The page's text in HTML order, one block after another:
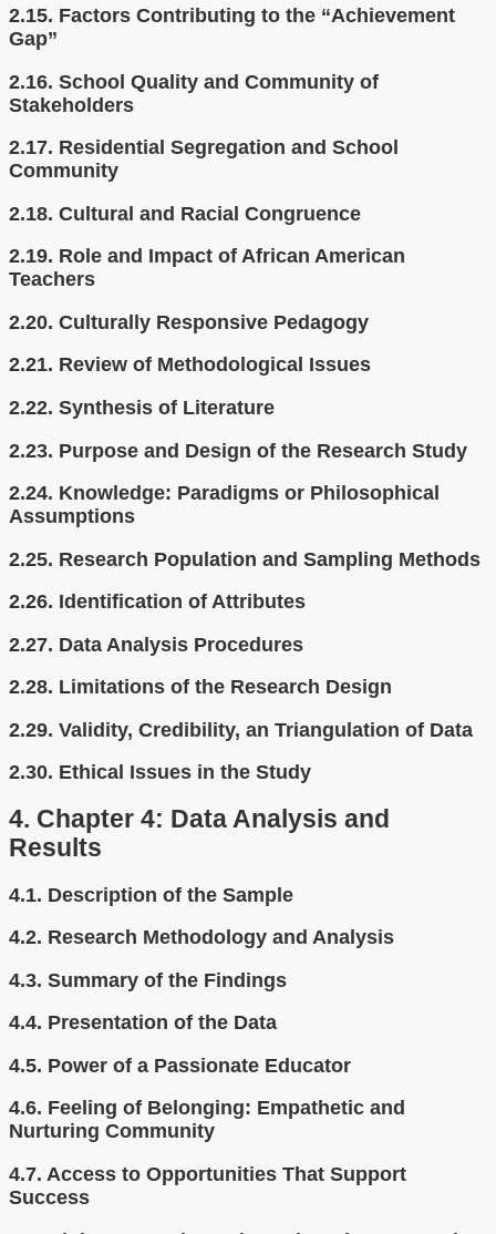
2.15. Factors Contributing to the “Achievement
Gap”
2.16. School Quality and Community of
Stakeholders
2.17. Residential Segregation and School
Community
2.18. Cultural and Racial Congruence
2.19. Role and Impact of African American
Teachers
2.20. Culturally Responsive Pedagogy
2.21. Review of Methodological Issues
2.22. Synthesis of Literature
2.23. Purpose and Design of the Research Study
2.24. Knowledge: Paradigms or Philosophical
Assumptions
2.25. Research Population and Sampling Methods
2.26. Identification of Attributes
2.27. Data Analysis Procedures
2.28. Limitations of the Research Design
2.29. Validity, Credibility, an Triangulation of Data
2.30. Ethical Issues in the Study
4. Chapter 4: Data Analysis and
Results
4.1. Description of the Sample
4.2. Research Methodology and Analysis
4.3. Summary of the Findings
4.4. Presentation of the Data
4.5. Power of a Passionate Educator
4.6. Feeling of Belonging: Empathetic and
Nurturing Community
4.7. Access to Opportunities That Support
Success